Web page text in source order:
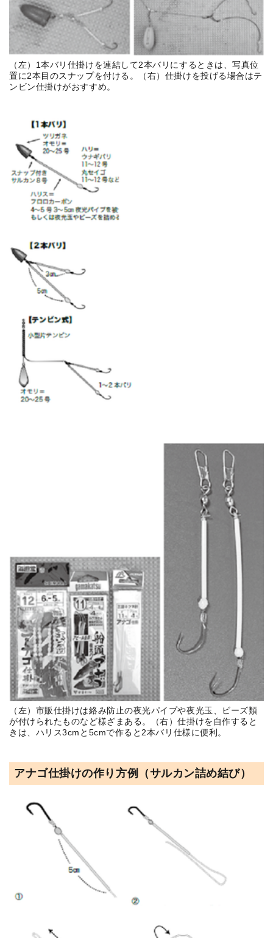
（左）1本バリ仕掛けを連結して2本バリにするときは、写真位
置に2本目のスナップを付ける。（右）仕掛けを投げる場合はテ
ンビン仕掛けがおすすめ。
（左）市販仕掛けは絡み防止の夜光パイプや夜光玉、ビーズ類
が付けられたものなど様ざまある。（右）仕掛けを自作すると
きは、ハリス3cmと5cmで作ると2本バリ仕様に便利。
アナゴ仕掛けの作り方例（サルカン詰め結び）